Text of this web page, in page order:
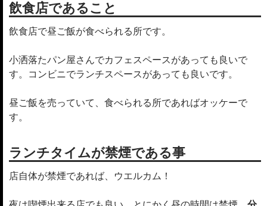
飲食店であること
飲食店で昼ご飯が食べられる所です。
小洒落たパン屋さんでカフェスペースがあっても良いで
す。コンビニでランチスペースがあっても良いです。
昼ご飯を売っていて、食べられる所であればオッケーで
す。
ランチタイムが禁煙である事
店自体が禁煙であれば、ウエルカム！